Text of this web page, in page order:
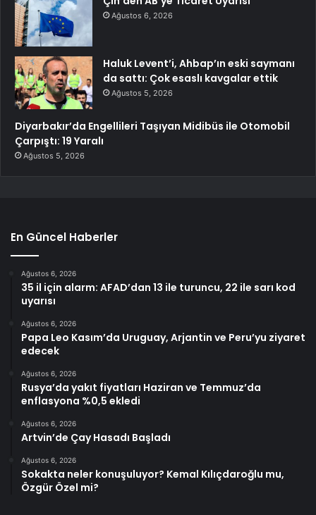
Ağustos 6, 2026
Haluk Levent’i, Ahbap’ın eski saymanı
da sattı: Çok esaslı kavgalar ettik
Ağustos 5, 2026
Diyarbakır’da Engellileri Taşıyan Midibüs ile Otomobil
Çarpıştı: 19 Yaralı
Ağustos 5, 2026
En Güncel Haberler
Ağustos 6, 2026
35 il için alarm: AFAD’dan 13 ile turuncu, 22 ile sarı kod
uyarısı
Ağustos 6, 2026
Papa Leo Kasım’da Uruguay, Arjantin ve Peru’yu ziyaret
edecek
Ağustos 6, 2026
Rusya’da yakıt fiyatları Haziran ve Temmuz’da
enflasyona %0,5 ekledi
Ağustos 6, 2026
Artvin’de Çay Hasadı Başladı
Ağustos 6, 2026
Sokakta neler konuşuluyor? Kemal Kılıçdaroğlu mu,
Özgür Özel mi?